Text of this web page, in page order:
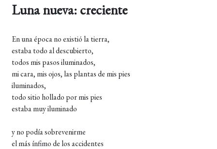
Luna nueva: creciente
En una época no existió la tierra,
estaba todo al descubierto,
todos mis pasos iluminados,
mi cara, mis ojos, las plantas de mis pies
iluminados,
todo sitio hollado por mis pies
estaba muy iluminado
y no podía sobrevenirme
el más ínfimo de los accidentes